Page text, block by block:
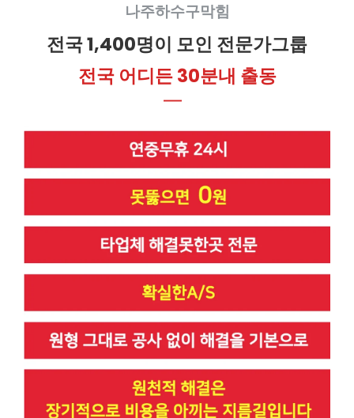
나주하수구막힘
전국 1,400명이 모인 전문가그룹
전국 어디든 30분내 출동